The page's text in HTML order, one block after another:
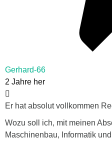
Gerhard-66
2 Jahre her
Er hat absolut vollkommen
Wozu soll ich, mit meinen
Maschinenbau, Informatik